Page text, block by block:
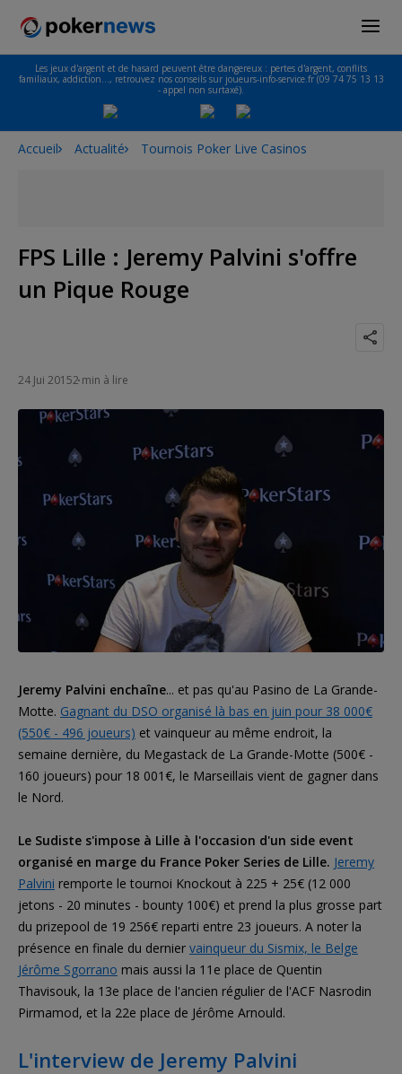
Les jeux d'argent et de hasard peuvent être dangereux : pertes d'argent, conflits
familiaux, addiction…, retrouvez nos conseils sur joueurs-info-service.fr (09 74 75 13 13
- appel non surtaxé).
Accueil Actualité Tournois Poker Live Casinos
FPS Lille : Jeremy Palvini s'offre
un Pique Rouge
24 Jui 20152 min à lire
Jeremy Palvini enchaîne... et pas qu'au Pasino de La Grande-
Motte. Gagnant du DSO organisé là bas en juin pour 38 000€
(550€ - 496 joueurs) et vainqueur au même endroit, la
semaine dernière, du Megastack de La Grande-Motte (500€ -
160 joueurs) pour 18 001€, le Marseillais vient de gagner dans
le Nord.
Le Sudiste s'impose à Lille à l'occasion d'un side event
organisé en marge du France Poker Series de Lille. Jeremy
Palvini remporte le tournoi Knockout à 225 + 25€ (12 000
jetons - 20 minutes - bounty 100€) et prend la plus grosse part
du prizepool de 19 256€ reparti entre 23 joueurs. A noter la
présence en finale du dernier vainqueur du Sismix, le Belge
Jérôme Sgorrano mais aussi la 11e place de Quentin
Thavisouk, la 13e place de l'ancien régulier de l'ACF Nasrodin
Pirmamod, et la 22e place de Jérôme Arnould.
L'interview de Jeremy Palvini